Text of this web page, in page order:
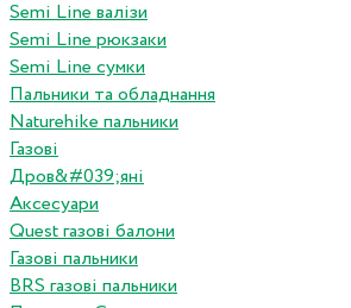
Semi Line валізи
Semi Line рюкзаки
Semi Line сумки
Пальники та обладнання
Naturehike пальники
Газові
Дров&#039;яні
Аксесуари
Quest газові балони
Газові пальники
BRS газові пальники